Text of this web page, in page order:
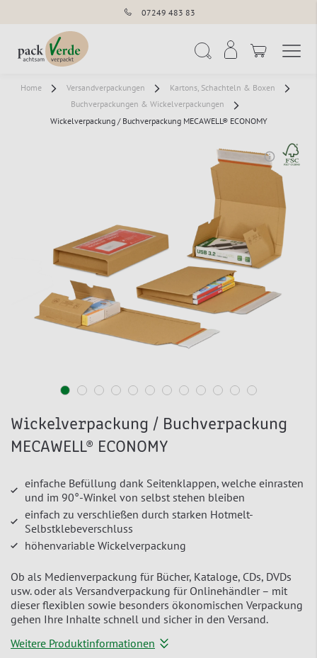
07249 483 83
Home Versandverpackungen
Kartons, Schachteln & Boxen
Buchverpackungen & Wickelverpackungen
Wickelverpackung / Buchverpackung MECAWELL® ECONOMY
Wickelverpackung / Buchverpackung
MECAWELL® ECONOMY
einfache Befüllung dank Seitenklappen, welche einrasten
und im 90°-Winkel von selbst stehen bleiben
einfach zu verschließen durch starken Hotmelt-
Selbstklebeverschluss
höhenvariable Wickelverpackung
Ob als Medienverpackung für Bücher, Kataloge, CDs, DVDs
usw. oder als Versandverpackung für Onlinehändler – mit
dieser flexiblen sowie besonders ökonomischen Verpackung
gehen Ihre Inhalte schnell und sicher in den Versand.
Weitere Produktinformationen